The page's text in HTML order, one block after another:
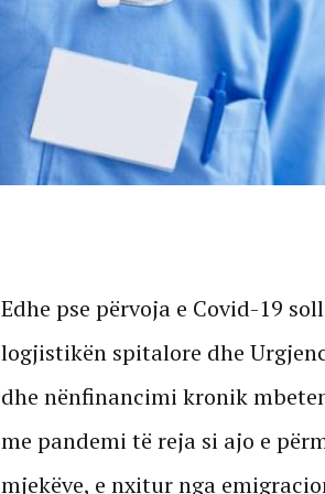
Edhe pse përvoja e Covid-19
logjistikën spitalore dhe
dhe nënfinancimi kronik
me pandemi të reja si ajo e
mjekëve, e nxitur nga